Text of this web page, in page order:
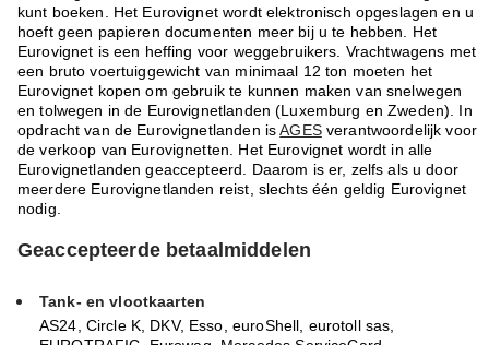
kunt boeken. Het Eurovignet wordt elektronisch opgeslagen en u
hoeft geen papieren documenten meer bij u te hebben. Het
Eurovignet is een heffing voor weggebruikers. Vrachtwagens met
een bruto voertuiggewicht van minimaal 12 ton moeten het
Eurovignet kopen om gebruik te kunnen maken van snelwegen
en tolwegen in de Eurovignetlanden (Luxemburg en Zweden). In
opdracht van de Eurovignetlanden isAGESverantwoordelijk voor
de verkoop van Eurovignetten. Het Eurovignet wordt in alle
Eurovignetlanden geaccepteerd. Daarom is er, zelfs als u door
meerdere Eurovignetlanden reist, slechts één geldig Eurovignet
nodig.
Geaccepteerde betaalmiddelen
Tank- en vlootkaarten
AS24, Circle K, DKV, Esso, euroShell, eurotoll sas,